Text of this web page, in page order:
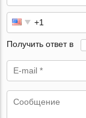
Получить ответ в